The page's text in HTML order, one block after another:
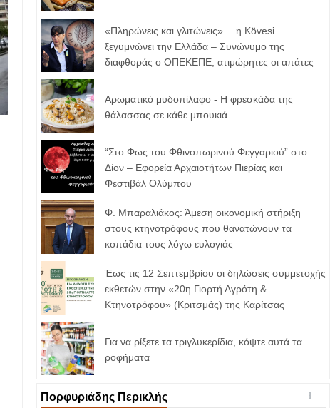
«Πληρώνεις και γλιτώνεις»… η Kövesi
ξεγυμνώνει την Ελλάδα – Συνώνυμο της
διαφθοράς ο ΟΠΕΚΕΠΕ, ατιμώρητες οι απάτες
Αρωματικό μυδοπίλαφο - Η φρεσκάδα της
θάλασσας σε κάθε μπουκιά
“Στο Φως του Φθινοπωρινού Φεγγαριού” στο
Δίον – Εφορεία Αρχαιοτήτων Πιερίας και
Φεστιβάλ Ολύμπου
Φ. Μπαραλιάκος: Άμεση οικονομική στήριξη
στους κτηνοτρόφους που θανατώνουν τα
κοπάδια τους λόγω ευλογιάς
Έως τις 12 Σεπτεμβρίου οι δηλώσεις συμμετοχής
εκθετών στην «20η Γιορτή Αγρότη &
Κτηνοτρόφου» (Κριτσμάς) της Καρίτσας
Για να ρίξετε τα τριγλυκερίδια, κόψτε αυτά τα
ροφήματα
Πορφυριάδης Περικλής